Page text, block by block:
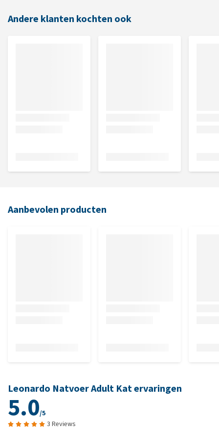
Andere klanten kochten ook
Aanbevolen producten
Leonardo Natvoer Adult Kat ervaringen
5.0/5
3 Reviews